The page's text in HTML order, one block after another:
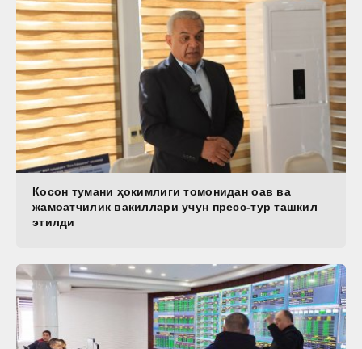
Косон тумани ҳокимлиги томонидан оав ва
жамоатчилик вакиллари учун пресс-тур ташкил
этилди